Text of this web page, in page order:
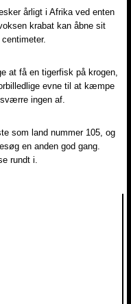
årligt i Afrika ved enten
krabat kan åbne sit
at få en tigerfisk på krogen,
evne til at kæmpe
ingen af.
som land nummer 105, og
en anden god gang.
rundt i.